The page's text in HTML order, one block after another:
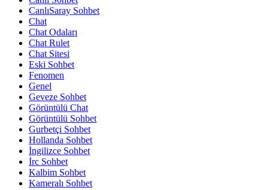
CanlıSaray Sohbet
Chat
Chat Odaları
Chat Rulet
Chat Sitesi
Eski Sohbet
Fenomen
Genel
Geveze Sohbet
Görüntülü Chat
Görüntülü Sohbet
Gurbetçi Sohbet
Hollanda Sohbet
İngilizce Sohbet
İrc Sohbet
Kalbim Sohbet
Kameralı Sohbet